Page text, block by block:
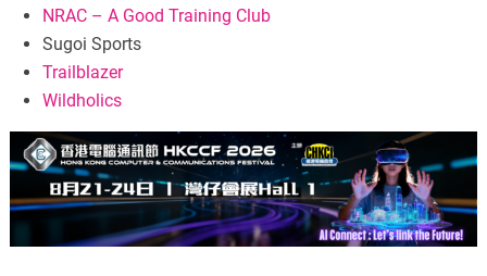
NRAC – A Good Training Club
Sugoi Sports
Trailblazer
Wildholics